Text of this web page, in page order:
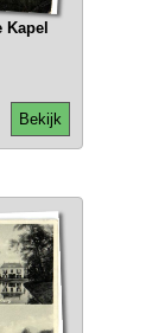
Bekijk